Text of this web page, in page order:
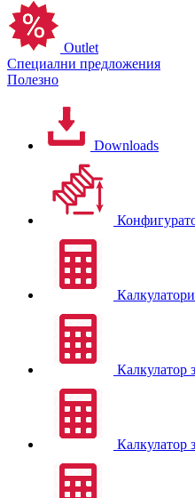
Outlet
Специални предложения
Полезно
Downloads
Калкулатор
Калкулатор